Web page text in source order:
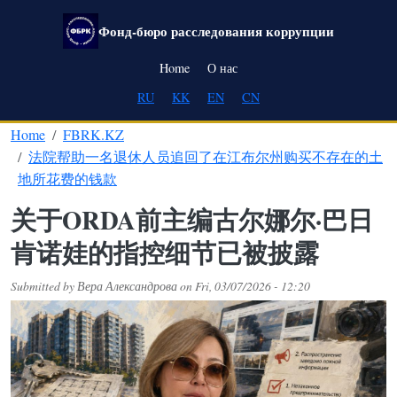
Skip to main content
Фонд-бюро расследования коррупции
Main navigation
Home
О нас
RU
KK EN CN
Home
FBRK.KZ
法院帮助一名退休人员追回了在江布尔州购买不存在的土
地所花费的钱款
关于ORDA前主编古尔娜尔·巴日
肯诺娃的指控细节已被披露
Submitted byВера АлександроваonFri, 03/07/2026 - 12:20